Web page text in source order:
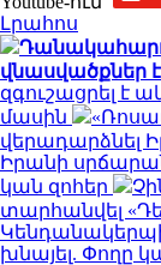
Լրահոս
վնասվածքներ
զգուշացրել է
մասին
վերադարձնել
Իրանի
կան զոհեր
տարհանվել
Կենդանակերպի
խնայել. Փողը